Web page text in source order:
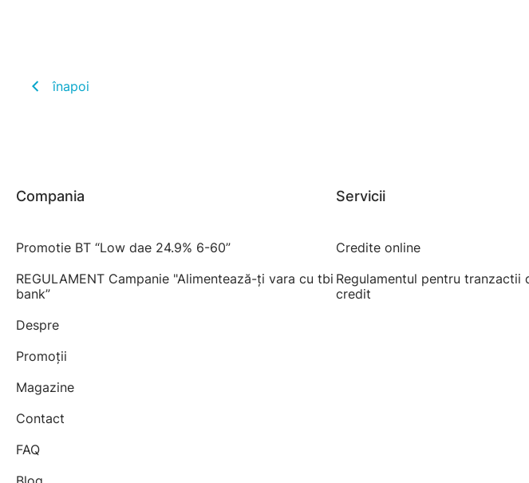
înapoi
Compania
Promotie BT “Low dae 24.9% 6-60”
REGULAMENT Campanie "Alimentează-ți vara cu tbi
bank”
Despre
Promoții
Magazine
Contact
FAQ
Servicii
Credite online
Regulamentul pentru tranzactii
credit